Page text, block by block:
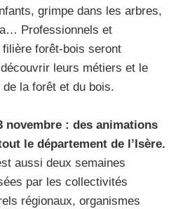
grimpe dans les arbres,
Professionnels et
forêt-bois seront
leurs métiers et le
la forêt et du bois.
novembre : des animations
le département de l’Isère.
aussi deux semaines
par les collectivités
régionaux, organismes